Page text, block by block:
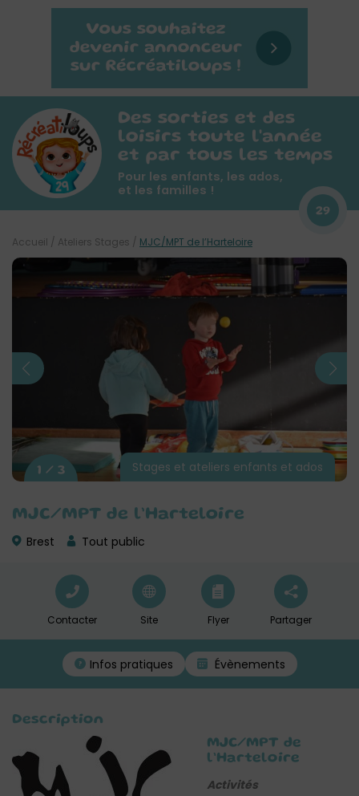
Des sorties et des
loisirs toute l'année
et par tous les temps
Pour les enfants, les ados,
et les familles !
29
MJC/MPT de l’Harteloire
Brest Tout public
Stages et ateliers enfants et ados
1 / 3
Accueil / Ateliers Stages / MJC/MPT de l’Harteloire
Contacter Site Flyer Partager
Infos pratiques Évènements
Description
MJC/MPT de
l’Harteloire
Activités